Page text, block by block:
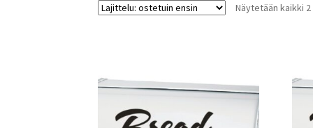
Näytetään kaikki